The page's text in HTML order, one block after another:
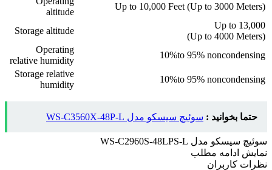
Up to 10,000 Feet (Up to 3000 Meters)
altitude
Up to 13,000
(Up to 4000 Meters)
Storage altitude
10%to 95% noncondensing
Operating
relative humidity
10%to 95% noncondensing
Storage relative
humidity
حتما بخوانید : سوئیچ سیسکو مدل WS-C3560X-48P-L
سوئیچ سیسکو مدل WS-C2960S-48LPS-L
نمایش ادامه مطلب
نظرات کاربران